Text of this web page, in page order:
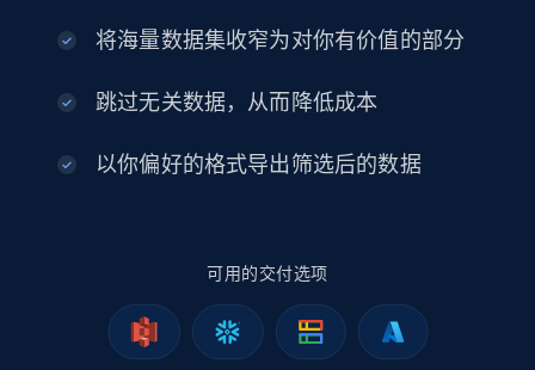
将海量数据集收窄为对你有价值的部分
跳过无关数据，从而降低成本
以你偏好的格式导出筛选后的数据
可用的交付选项